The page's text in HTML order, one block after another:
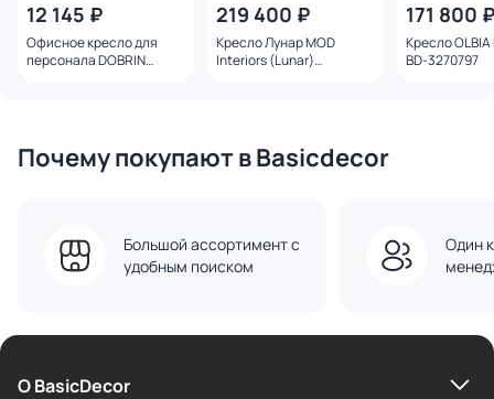
12 145 ₽
Офисное кресло для
персонала DOBRIN
219 400 ₽
Кресло Лунар MOD
Interiors (Lunar)
171 800 ₽
Кресло
BD-3270797
Почему покупают в Basicdecor
Большой ассортимент с
удобным поиском
Один
О BasicDecor